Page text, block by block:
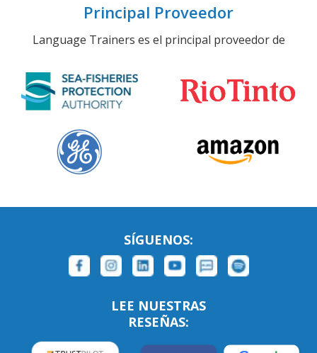
Principal Proveedor
Language Trainers es el principal proveedor de
SÍGUENOS:
LEE NUESTRAS
RESEÑAS: